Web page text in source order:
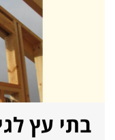
בתי עץ